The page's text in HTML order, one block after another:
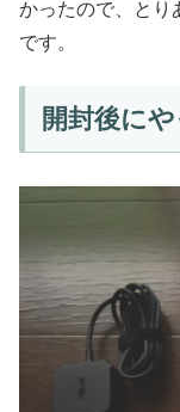
かったので、とり
です。
開封後に